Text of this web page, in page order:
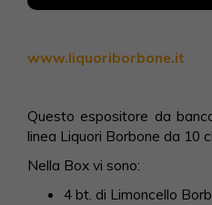
www.liquoriborbone.it
Questo espositore da
linea Liquori Borbone da 10
Nella Box vi sono:
4 bt. di Limoncello